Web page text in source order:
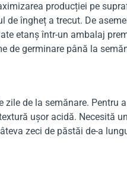
producției pe
îngheț a trecut. De
etanș într-un ambalaj
de germinare până la
de la semănare. Pentru
ușor acidă. Necesită
zeci de păstăi de-a